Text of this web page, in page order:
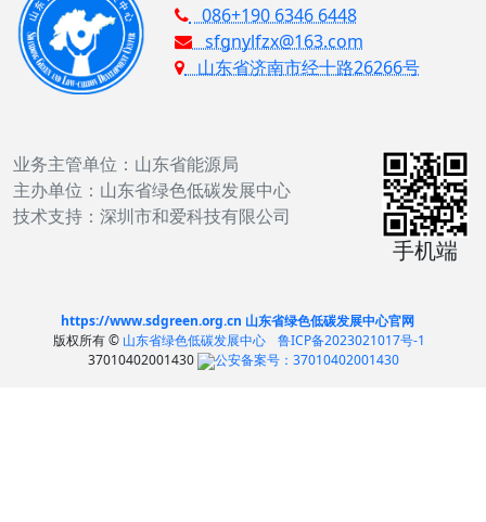
086+190 6346 6448
sfgnylfzx@163.com
山东省济南市经十路26266号
业务主管单位：山东省能源局
主办单位：山东省绿色低碳发展中心
技术支持：深圳市和爱科技有限公司
手机端
https://www.sdgreen.org.cn 山东省绿色低碳发展中心官网
版权所有 © 山东省绿色低碳发展中心
鲁ICP备2023021017号-1
37010402001430
公安备案号：37010402001430